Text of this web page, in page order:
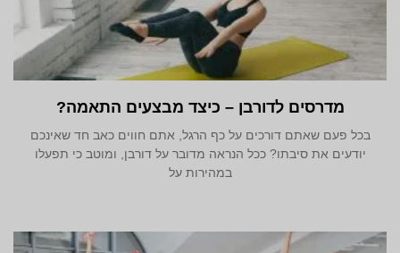
מדרסים לדורבן – כיצד מבצעים התאמה?
בכל פעם שאתם דורכים על כף הרגל, אתם חווים כאב חד שאינכם
יודעים את סיבתו? ככל הנראה מדובר על דורבן, ומוטב כי תפעלו
במהירות על